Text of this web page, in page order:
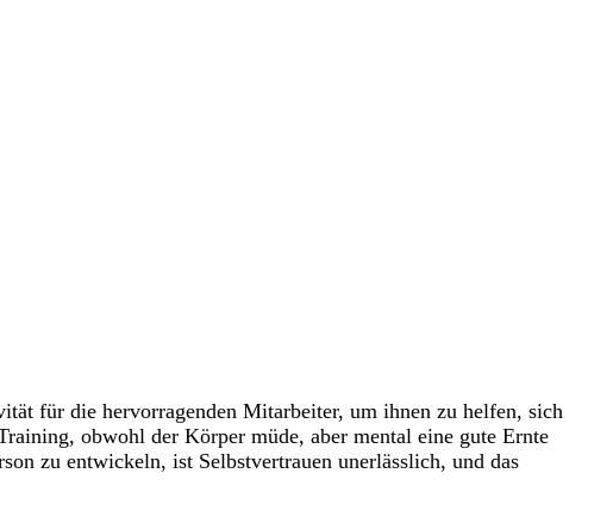
für die hervorragenden Mitarbeiter, um ihnen zu helfen, sich
obwohl der Körper müde, aber mental eine gute Ernte
zu entwickeln, ist Selbstvertrauen unerlässlich, und das